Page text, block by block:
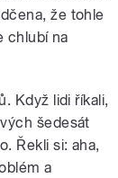
že tohle
chlubí na
Když lidi říkali,
šedesát
Řekli si: aha,
a